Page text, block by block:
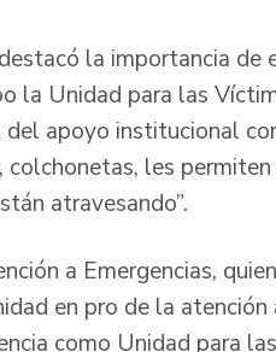
la importancia de
la Unidad para las
apoyo institucional
les
atravesando”.
a Emergencias,
en pro de la atención
como Unidad para